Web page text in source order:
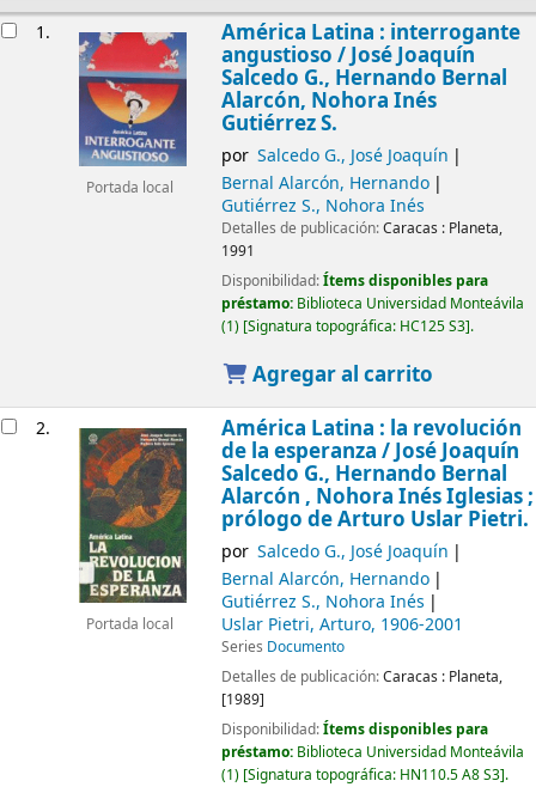
1.
Portada local
América Latina : interrogante
angustioso /José Joaquín
Salcedo G., Hernando Bernal
Alarcón, Nohora Inés
Gutiérrez S.
por Salcedo G., José Joaquín
Bernal Alarcón, Hernando
Gutiérrez S., Nohora Inés
Detalles de publicación:Caracas : Planeta,
1991
Disponibilidad:Ítems disponibles para
préstamo: Biblioteca Universidad Monteávila
(1) Signatura topográfica: HC125 S3 .
Agregar al carrito
2.
Portada local
América Latina : la revolución
de la esperanza /José Joaquín
Salcedo G., Hernando Bernal
Alarcón , Nohora Inés Iglesias ;
prólogo de Arturo Uslar Pietri.
por Salcedo G., José Joaquín
Bernal Alarcón, Hernando
Gutiérrez S., Nohora Inés
Uslar Pietri, Arturo, 1906-2001
Series Documento
Detalles de publicación:Caracas : Planeta,
[1989]
Disponibilidad:Ítems disponibles para
préstamo: Biblioteca Universidad Monteávila
(1) Signatura topográfica: HN110.5 A8 S3 .